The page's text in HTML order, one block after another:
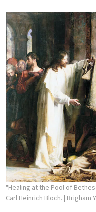
"Healing at the Pool of
Carl Heinrich Bloch. | Brigham